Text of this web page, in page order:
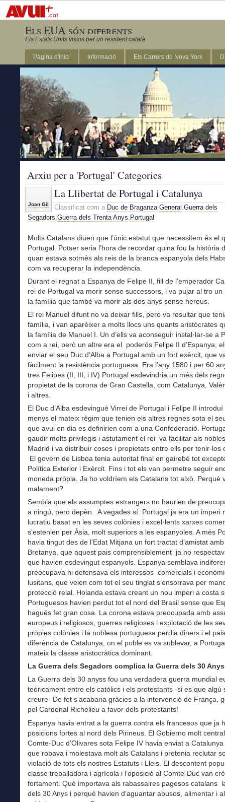
Els EUA són diferents
Els Estats Units vistos per un resident català
Pàgina d'inici Informació Els Carrers de Nova York
Arxiu per a 'Portugal' Categories
Joan Gil
La Llibertat de Portugal i Catalunya
Classificat com a Duc de Braganza,General ,Guerra dels
Segadors,Guerra dels Trenta Anys, Portugal
Molts Catalans diuen que l’únic estatut que necessitem és el
Portugal. Potser seria l’hora de recordar quina fou la història
quan estava sotmès als reis de la branca espanyola dels
com va recuperar la independència.
Durant el regnat a Espanya de Felipe II, fill de l’emperador
rei de Portugal va morir sense successors, i va pujar al tro un
la família que també va morir als dos anys sense hereus.
El rei Manuel difunt no va deixar fills, pero va resultar que
família, i van aparèixer a molts llocs uns quants aristòcrates
la família de Manuel I. Un d’ells va aconseguir instal·lar-se a
com a rei, però un altre era el poderós Felipe II d’Espanya,
enviar el seu Duc d’Alba a Portugal amb un fort exèrcit, que
fàcilment la resistència portuguesa. Era l’any 1580 i per 60
tres Felipes (II, III, i IV) Portugal esdevindria un més dels
propietat de la corona de Gran Castella, com Catalunya,
i altres.
El Duc d’Alba esdevingué Virrei de Portugal i Felipe II
menys el mateix règim que tenien els altres regnes sota el
que avui en dia es definirien com a una Confederació.
gaudir molts privilegis i astutament el rei va facilitar als nobles
Madrid i va distribuir coses i propietats entre ells per tenir-los
El govern de Lisboa tenia autoritat final en gairebé tot
Política Exterior i Exèrcit. Fins i tot els van permetre seguir
moneda pròpia. Ja ho voldríem els Catalans tot això. Perquè
malament?
Sembla que els assumptes estrangers no haurien de
a ningú, pero depèn. A vegades sí. Portugal ja era un imperi
lucratiu basat en les seves colònies i excel·lents xarxes
s’estenien per Àsia, molt superiors a les espanyoles. A més
havia tingut des de l’Edat Mitjana un fort tractat d’amistat
Bretanya, que aquest pais comprensiblement ja no
que havien esdevingut espanyols. Espanya semblava
preocupava ni defensava els interessos comercials i
lusitans, que veien com tot el seu tinglat s’ensorrava per
protecció reial. Holanda estava creant un nou imperi a costa
Portuguesos havien perdut tot el nord del Brasil sense que
hagués fet gran cosa. La corona estava preocupada amb
europeus i religiosos, guerres religioses i explotació de les
pròpies colònies i la noblesa portuguesa perdia diners i el
diferència de Catalunya, on el poble es va sublevar, a
mateix la classe aristocràtica dominant.
La Guerra dels Segadors complica la Guerra dels 30 Anys
La Guerra dels 30 anyss fou una verdadera guerra mundial
teòricament entre els catòlics i els protestants -si es que algú
creure- De fet s’acabaria gràcies a la intervenció de França,
pel Cardenal Richelieu a favor dels protestants!
Espanya havia entrat a la guerra contra els francesos que ja
posicions fortes al nord dels Pirineus. El Gobierno molt
Comte-Duc d’Olivares sota Felipe IV havia enviat a
que robava i molestava molt als Catalans i pretenia reclutar
violació de tots els nostres Estatuts i Lleis. El descontent
classe treballadora i agrícola i l’oposició al Comte-Duc van
fortament. Què importava als rabassaires pagesos catalans
dels 30 Anys i perquè havien d’aguantar abusos, alimentar i